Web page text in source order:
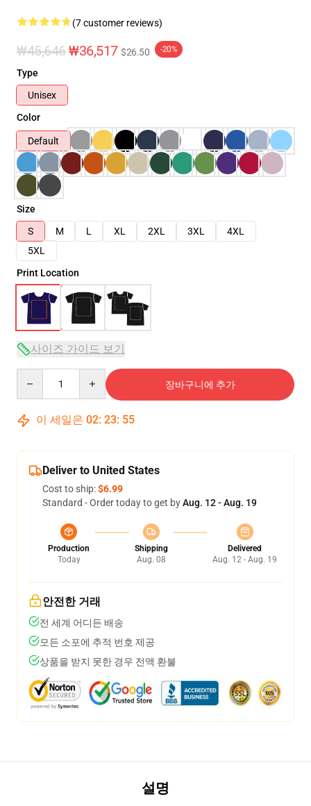
(7 customer reviews)
₩45,646₩36,517 $26.50 -20%
Type
Unisex
Color
Default
Size
S
M L XL 2XL 3XL
4XL
5XL
Print Location
사이즈 가이드 보기
장바구니에 추가
이 세일은 02: 23: 54
Deliver to United States
Cost to ship:$6.99
Standard - Order today to get byAug. 12 - Aug. 19
Production
Today
Shipping
Aug. 08
Delivered
Aug. 12 - Aug. 19
안전한 거래
전 세계 어디든 배송
모든 소포에 추적 번호 제공
상품을 받지 못한 경우 전액 환불
설명